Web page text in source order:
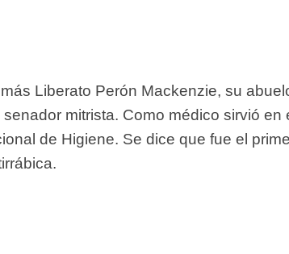
Liberato Perón Mackenzie, su
mitrista. Como médico sirvió en
de Higiene. Se dice que fue el